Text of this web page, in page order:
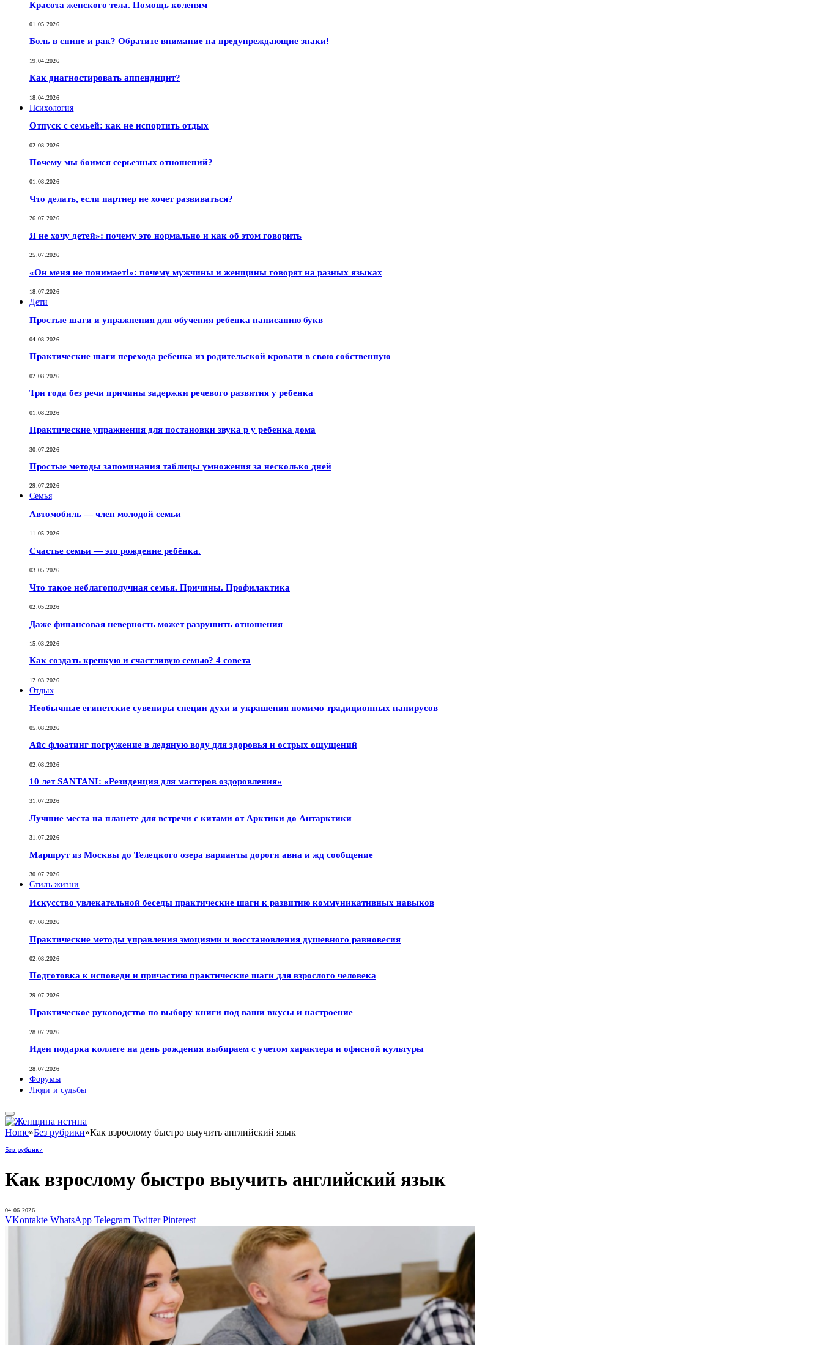
Красота женского тела. Помощь коленям
01.05.2026
Боль в спине и рак? Обратите внимание на предупреждающие знаки!
19.04.2026
Как диагностировать аппендицит?
18.04.2026
Психология
Отпуск с семьей: как не испортить отдых
02.08.2026
Почему мы боимся серьезных отношений?
01.08.2026
Что делать, если партнер не хочет развиваться?
26.07.2026
Я не хочу детей»: почему это нормально и как об этом говорить
25.07.2026
«Он меня не понимает!»: почему мужчины и женщины говорят на разных языках
18.07.2026
Дети
Простые шаги и упражнения для обучения ребенка написанию букв
04.08.2026
Практические шаги перехода ребенка из родительской кровати в свою собственную
02.08.2026
Три года без речи причины задержки речевого развития у ребенка
01.08.2026
Практические упражнения для постановки звука р у ребенка дома
30.07.2026
Простые методы запоминания таблицы умножения за несколько дней
29.07.2026
Семья
Автомобиль — член молодой семьи
11.05.2026
Счастье семьи — это рождение ребёнка.
03.05.2026
Что такое неблагополучная семья. Причины. Профилактика
02.05.2026
Даже финансовая неверность может разрушить отношения
15.03.2026
Как создать крепкую и счастливую семью? 4 совета
12.03.2026
Отдых
Необычные египетские сувениры специи духи и украшения помимо традиционных папирусов
05.08.2026
Айс флоатинг погружение в ледяную воду для здоровья и острых ощущений
02.08.2026
10 лет SANTANI: «Резиденция для мастеров оздоровления»
31.07.2026
Лучшие места на планете для встречи с китами от Арктики до Антарктики
31.07.2026
Маршрут из Москвы до Телецкого озера варианты дороги авиа и жд сообщение
30.07.2026
Стиль жизни
Искусство увлекательной беседы практические шаги к развитию коммуникативных навыков
07.08.2026
Практические методы управления эмоциями и восстановления душевного равновесия
02.08.2026
Подготовка к исповеди и причастию практические шаги для взрослого человека
29.07.2026
Практическое руководство по выбору книги под ваши вкусы и настроение
28.07.2026
Идеи подарка коллеге на день рождения выбираем с учетом характера и офисной культуры
28.07.2026
Форумы
Люди и судьбы
Home»Без рубрики»Как взрослому быстро выучить английский язык
Без рубрики
Как взрослому быстро выучить английский язык
04.06.2026
VKontakte WhatsApp Telegram Twitter Pinterest